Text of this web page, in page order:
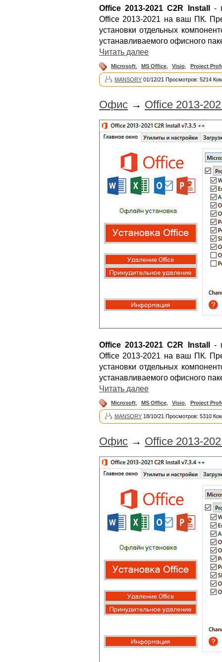
Office 2013-2021 C2R Install
-
Office 2013-2021 на ваш ПК.
установки отдельных
устанавливаемого офисного
Читать далее
Microsoft MS Office Visio Project
MANSORY 01/12/21 Просмотров: 5214
Офис → Office 2013-
Office 2013-2021 C2R Install
-
Office 2013-2021 на ваш ПК.
установки отдельных
устанавливаемого офисного
Читать далее
Microsoft MS Office Visio Project
MANSORY 18/10/21 Просмотров: 5310
Офис → Office 2013-